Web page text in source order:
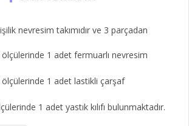
nevresim takımıdır ve 3 parçadan
1 adet fermuarlı nevresim
1 adet lastikli çarşaf
1 adet yastık kılıfı bulunmaktadır.